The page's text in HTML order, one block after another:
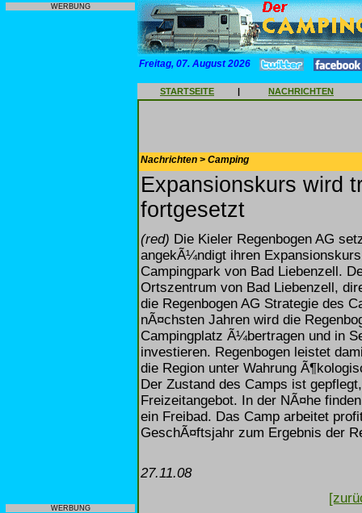
WERBUNG
WERBUNG
Freitag, 07. August 2026
STARTSEITE | NACHRICHTEN
Nachrichten > Camping
Expansionskurs wird
fortgesetzt
(red) Die Kieler Regenbogen AG
angekÃ¼ndigt ihren
Campingpark von Bad Liebenzell.
Ortszentrum von Bad Liebenzell,
die Regenbogen AG Strategie des
nÃ¤chsten Jahren wird die
Campingplatz Ã¼bertragen und in
investieren. Regenbogen leistet
die Region unter Wahrung
Der Zustand des Camps ist
Freizeitangebot. In der NÃ¤he
ein Freibad. Das Camp arbeitet
GeschÃ¤ftsjahr zum Ergebnis der
27.11.08